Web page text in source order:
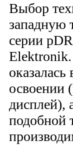
Выбор
западную
серии
Elektronik.
освоении
дисплей),
подобной